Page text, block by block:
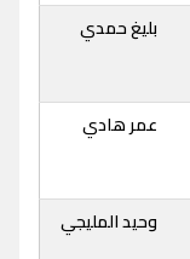
بليغ حمدي
عمر هادي
وحيد المليجي